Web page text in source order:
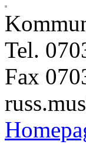
Tel.
Fax